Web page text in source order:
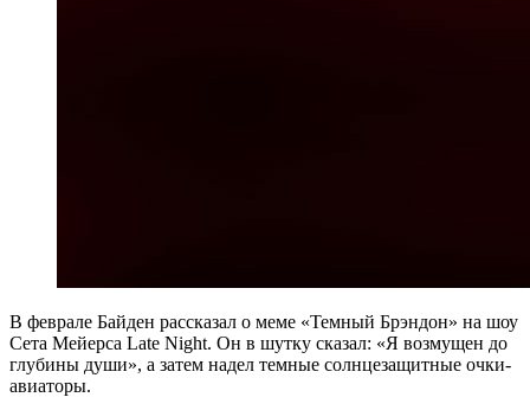
В феврале Байден рассказал о меме «Темный Брэндон» на шоу
Сета Мейерса Late Night. Он в шутку сказал: «Я возмущен до
глубины души», а затем надел темные солнцезащитные очки-
авиаторы.